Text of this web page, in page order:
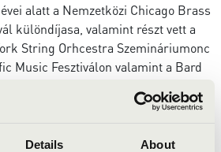
Details About
alatt a Nemzetközi Chicago Brass
különdíjasa, valamint részt vett a
String Orhcestra Szemináriumonc
Music Fesztiválon valamint a Bard